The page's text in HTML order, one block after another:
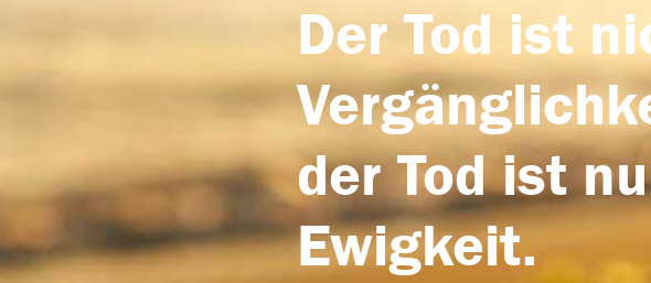
Der Tod ist
der Tod ist
Ewigkeit.